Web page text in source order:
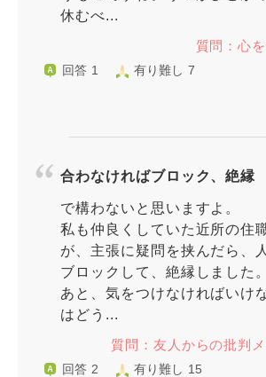
休むべ...
質問：心
回答 1 有り難し 7
合わなければブロック、絶縁
で構わないと思いますよ。
私も仲良くしていた近所の住
が、主張に疑問を挟んだら、
ブロックして、絶縁しました。
あと、気をつけなければいけ
はどう...
質問：友人からの批判
回答 2 有り難し 15